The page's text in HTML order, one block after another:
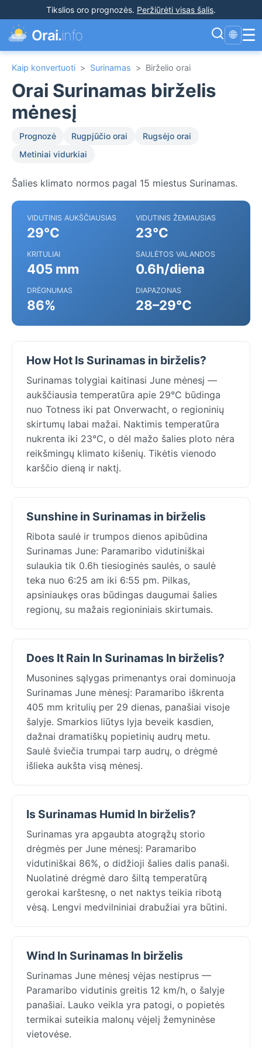
Tikslios oro prognozės. Peržiūrėti visas šalis.
Orai.info 🌐 ☰
Kaip konvertuoti > Surinamas > Birželio orai
Orai Surinamas birželis
mėnesį
Prognozė Rugpjūčio orai
Rugsėjo orai
Metiniai vidurkiai
Šalies klimato normos pagal 15 miestus Surinamas.
VIDUTINIS AUKŠČIAUSIAS
29°C
VIDUTINIS ŽEMIAUSIAS
23°C
KRITULIAI
405 mm
SAULĖTOS VALANDOS
0.6h/diena
DRĖGNUMAS
86%
DIAPAZONAS
28–29°C
How Hot Is Surinamas in birželis?
Surinamas tolygiai kaitinasi June mėnesį —
aukščiausia temperatūra apie 29°C būdinga
nuo Totness iki pat Onverwacht, o regioninių
skirtumų labai mažai. Naktimis temperatūra
nukrenta iki 23°C, o dėl mažo šalies ploto nėra
reikšmingų klimato kišenių. Tikėtis vienodo
karščio dieną ir naktį.
Sunshine in Surinamas in birželis
Ribota saulė ir trumpos dienos apibūdina
Surinamas June: Paramaribo vidutiniškai
sulaukia tik 0.6h tiesioginės saulės, o saulė
teka nuo 6:25 am iki 6:55 pm. Pilkas,
apsiniaukęs oras būdingas daugumai šalies
regionų, su mažais regioniniais skirtumais.
Does It Rain In Surinamas In birželis?
Musonines sąlygas primenantys orai dominuoja
Surinamas June mėnesį: Paramaribo iškrenta
405 mm kritulių per 29 dienas, panašiai visoje
šalyje. Smarkios liūtys lyja beveik kasdien,
dažnai dramatiškų popietinių audrų metu.
Saulė šviečia trumpai tarp audrų, o drėgmė
išlieka aukšta visą mėnesį.
Is Surinamas Humid In birželis?
Surinamas yra apgaubta atogrąžų storio
drėgmės per June mėnesį: Paramaribo
vidutiniškai 86%, o didžioji šalies dalis panaši.
Nuolatinė drėgmė daro šiltą temperatūrą
gerokai karštesnę, o net naktys teikia ribotą
vėsą. Lengvi medvilniniai drabužiai yra būtini.
Wind In Surinamas In birželis
Surinamas June mėnesį vėjas nestiprus —
Paramaribo vidutinis greitis 12 km/h, o šalyje
panašiai. Lauko veikla yra patogi, o popietės
termikai suteikia malonų vėjelį žemyninėse
vietovėse.